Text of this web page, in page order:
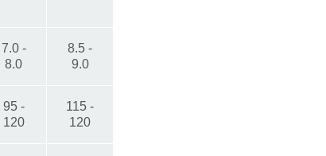
7.0 -
8.0
8.5 -
9.0
95 -
120
115 -
120